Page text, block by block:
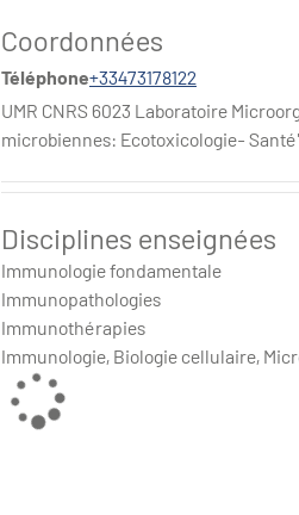
Coordonnées
Téléphone+33473178122
UMR CNRS 6023 Laboratoire
microbiennes: Ecotoxicologie-
Disciplines enseignées
Immunologie fondamentale
Immunopathologies
Immunothérapies
Immunologie, Biologie cellulaire,